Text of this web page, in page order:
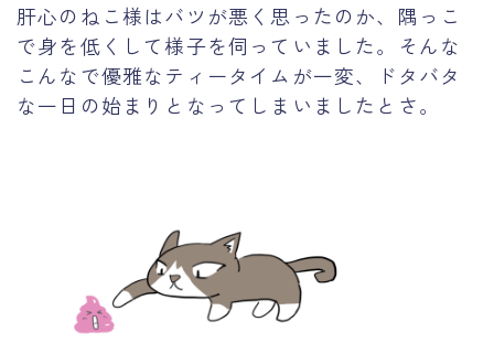
肝心のねこ様はバツが悪く思ったのか、隅っこ
で身を低くして様子を伺っていました。そんな
こんなで優雅なティータイムが一変、ドタバタ
な一日の始まりとなってしまいましたとさ。